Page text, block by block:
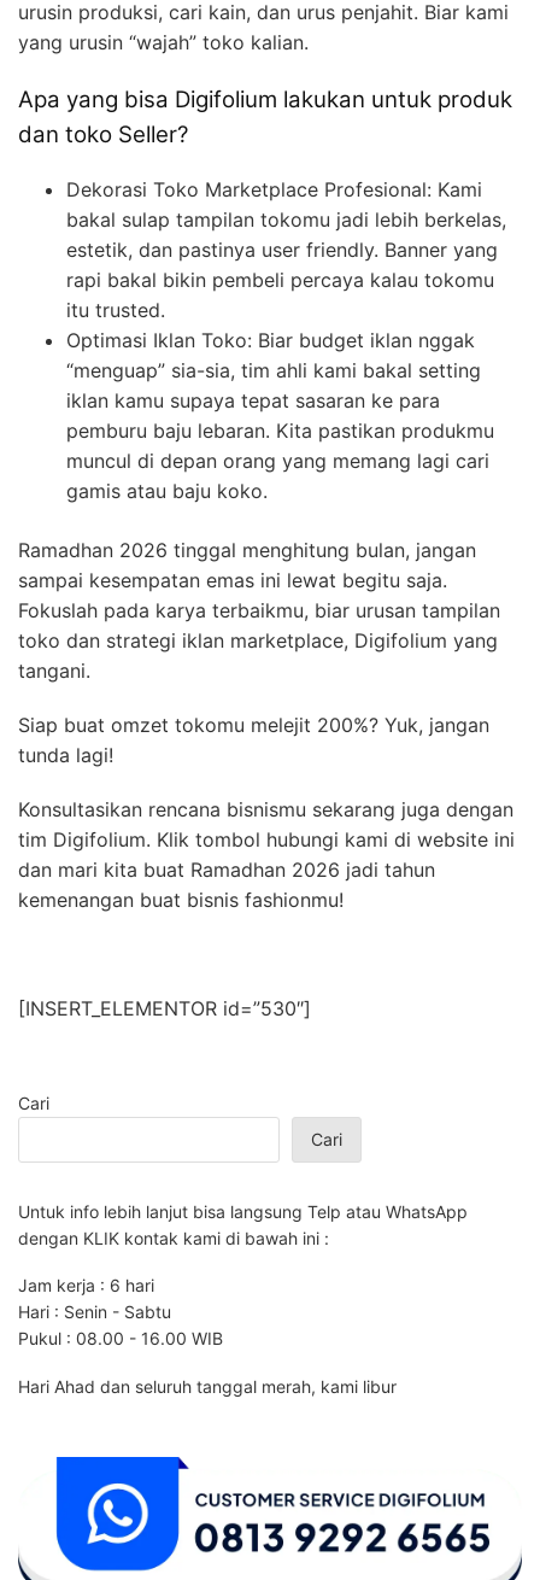
urusin produksi, cari kain, dan urus penjahit. Biar kami
yang urusin “wajah” toko kalian.
Apa yang bisa Digifolium lakukan untuk produk
dan toko Seller?
Dekorasi Toko Marketplace Profesional: Kami
bakal sulap tampilan tokomu jadi lebih berkelas,
estetik, dan pastinya user friendly. Banner yang
rapi bakal bikin pembeli percaya kalau tokomu
itu trusted.
Optimasi Iklan Toko: Biar budget iklan nggak
“menguap” sia-sia, tim ahli kami bakal setting
iklan kamu supaya tepat sasaran ke para
pemburu baju lebaran. Kita pastikan produkmu
muncul di depan orang yang memang lagi cari
gamis atau baju koko.
Ramadhan 2026 tinggal menghitung bulan, jangan
sampai kesempatan emas ini lewat begitu saja.
Fokuslah pada karya terbaikmu, biar urusan tampilan
toko dan strategi iklan marketplace, Digifolium yang
tangani.
Siap buat omzet tokomu melejit 200%? Yuk, jangan
tunda lagi!
Konsultasikan rencana bisnismu sekarang juga dengan
tim Digifolium. Klik tombol hubungi kami di website ini
dan mari kita buat Ramadhan 2026 jadi tahun
kemenangan buat bisnis fashionmu!
[INSERT_ELEMENTOR id=”530″]
Cari
Cari
Untuk info lebih lanjut bisa langsung Telp atau WhatsApp
dengan KLIK kontak kami di bawah ini :
Jam kerja : 6 hari
Hari : Senin - Sabtu
Pukul : 08.00 - 16.00 WIB
Hari Ahad dan seluruh tanggal merah, kami libur